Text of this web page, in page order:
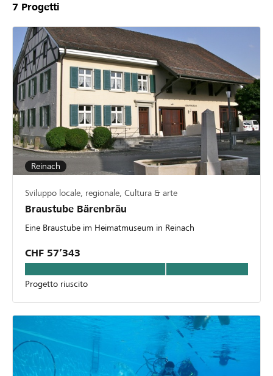
7 Progetti
Reinach
Sviluppo locale, regionale, Cultura & arte
Braustube Bärenbräu
Eine Braustube im Heimatmuseum in Reinach
CHF 57’343
Progetto riuscito